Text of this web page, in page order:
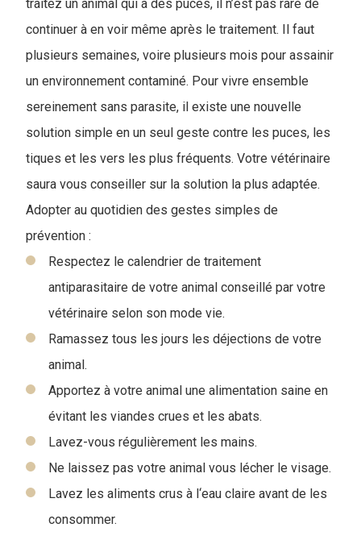
traitez un animal qui a des puces, il n’est pas rare de
continuer à en voir même après le traitement. Il faut
plusieurs semaines, voire plusieurs mois pour assainir
un environnement contaminé. Pour vivre ensemble
sereinement sans parasite, il existe une nouvelle
solution simple en un seul geste contre les puces, les
tiques et les vers les plus fréquents. Votre vétérinaire
saura vous conseiller sur la solution la plus adaptée.
Adopter au quotidien des gestes simples de
prévention :
Respectez le calendrier de traitement
antiparasitaire de votre animal conseillé par votre
vétérinaire selon son mode vie.
Ramassez tous les jours les déjections de votre
animal.
Apportez à votre animal une alimentation saine en
évitant les viandes crues et les abats.
Lavez-vous régulièrement les mains.
Ne laissez pas votre animal vous lécher le visage.
Lavez les aliments crus à l‘eau claire avant de les
consommer.